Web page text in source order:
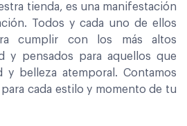
tienda, es una manifestación
Todos y cada uno de ellos
cumplir con los más altos
y pensados para aquellos que
y belleza atemporal. Contamos
cada estilo y momento de tu